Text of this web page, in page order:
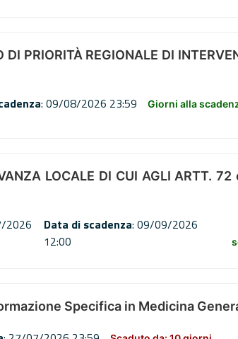
PRIORITÀ REGIONALE DI
: 09/08/2026 23:59 Giorni alla
LOCALE DI CUI AGLI ARTT.
2026
Data di scadenza: 09/09/2026
12:00
Specifica in Medicina